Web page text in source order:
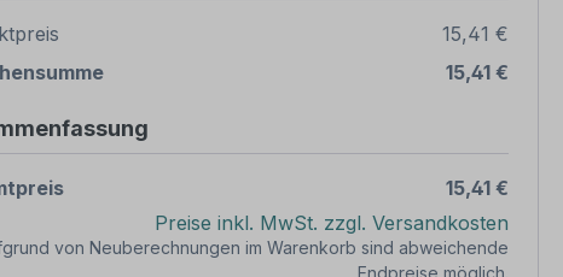
15,41 €
15,41 €
15,41 €
Preise inkl. MwSt. zzgl. Versandkosten
von Neuberechnungen im Warenkorb sind abweichende
Endpreise möglich.